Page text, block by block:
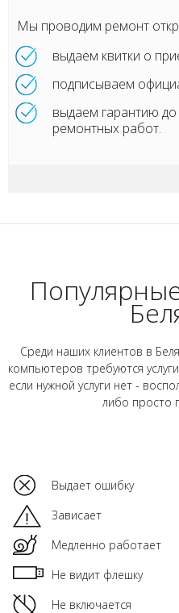
Мы проводим ремонт
выдаем квитки о
подписываем
выдаем гарантию
ремонтных работ.
Среди наших клиентов в
компьютеров требуются
если нужной услуги нет -
либо просто
Выдает ошибку
Зависает
Медленно работает
Не видит флешку
Не включается